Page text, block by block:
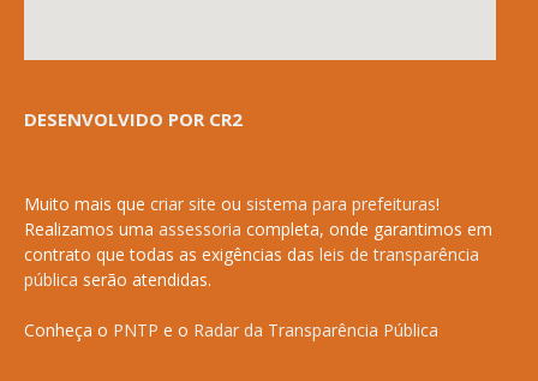
DESENVOLVIDO POR CR2
Muito mais que criar site ou sistema para prefeituras!
Realizamos uma assessoria completa, onde garantimos em
contrato que todas as exigências das leis de transparência
pública serão atendidas.
Conheça o PNTP e o Radar da Transparência Pública